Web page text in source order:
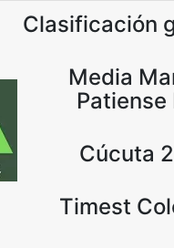
Clasificación
Media
Patiense
Cúcuta
Timest